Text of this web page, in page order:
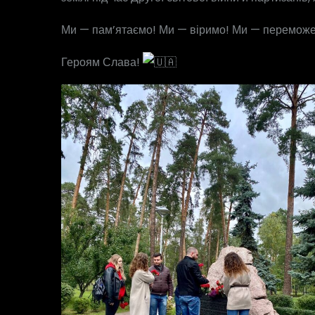
Ми — пам’ятаємо! Ми — віримо! Ми —
Героям Слава!